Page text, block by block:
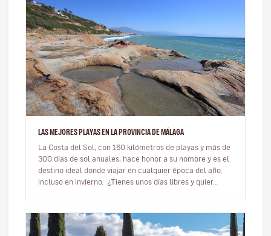
LAS MEJORES PLAYAS EN LA PROVINCIA DE MÁLAGA
La Costa del Sol, con 160 kilómetros de playas y más de
300 días de sol anuales, hace honor a su nombre y es el
destino ideal donde viajar en cualquier época del año,
incluso en invierno. ¿Tienes unos días libres y quier…